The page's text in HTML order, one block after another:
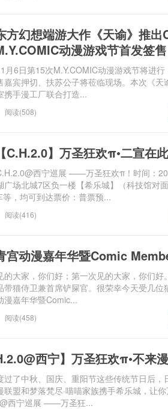
方幻想端游大作《天谕》推出
动漫游戏节首发签售
月6日第15次M.Y.COMIC动漫游戏节将进
嘉宾押切、扶苏公子将莅临现场。本次《天
携手漫工厂联合打造...
阅读(508)
C.H.2.0】万圣狂欢π•二宣在此
西宁巡展 ——万圣狂欢π！时间：
广场北城7区负一楼【希乐城】（科技馆对
等，均可到达票价：普票预...
阅读(416)
宫动漫嘉年华暨Comic
的大家，你们好；第一次见的大家，你们
带猫侍卫兼首席铲屎官。很荣幸今天受几位
漫嘉年华暨Comic...
阅读(458)
西宁】万圣狂欢π•不来
过了中秋、国庆、重阳节这些传统节日后，
联盟和梦落梵尽·喵喵家族携手希乐城，让
西宁巡展 ——万圣狂...